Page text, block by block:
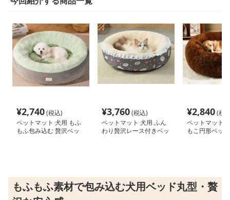
¥2,740(税込)
ペットマット 犬用 もふ
もふ包み込む 贅沢ベッ
¥3,760(税込)
ペットマット 犬用 ふん
わり贅沢レース付きベッ
¥2,840(税
ペットマット
もこ円形ベッド
もふもふ素材で包み込む犬用ベッド丸型・贅